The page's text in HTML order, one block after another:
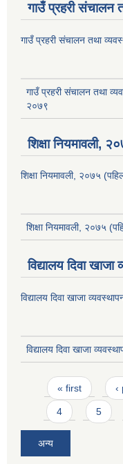
गाउँ प्रहरी संचालन
गाउँ प्रहरी संचालन तथा
गाउँ प्रहरी संचालन तथा
२०७९
शिक्षा नियमावली,
शिक्षा नियमावली, २०७५
शिक्षा नियमावली, २०७५
विद्यालय दिवा खाजा
विद्यालय दिवा खाजा
विद्यालय दिवा खाजा
Pages
« first ‹
4 5
अन्य